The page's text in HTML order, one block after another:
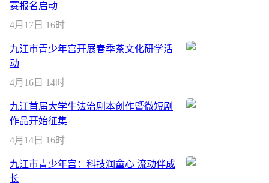
赛报名启动
4月17日 16时
九江市青少年宫开展春季茶文化研学活
动
4月16日 14时
九江首届大学生法治剧本创作暨微短剧
作品开始征集
4月14日 16时
九江市青少年宫：科技润童心 流动伴成
长